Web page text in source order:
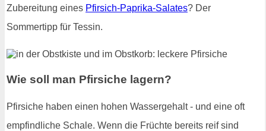
Zubereitung eines Pfirsich-Paprika-Salates? Der
Sommertipp für Tessin.
Wie soll man Pfirsiche lagern?
Pfirsiche haben einen hohen Wassergehalt - und eine oft
empfindliche Schale. Wenn die Früchte bereits reif sind